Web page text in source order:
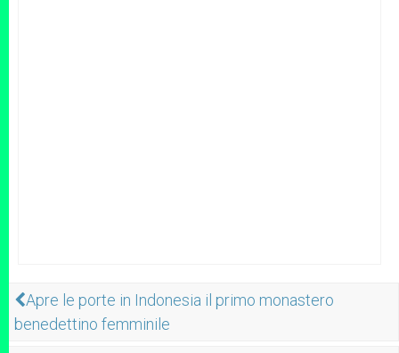
Apre le porte in Indonesia il primo monastero
benedettino femminile